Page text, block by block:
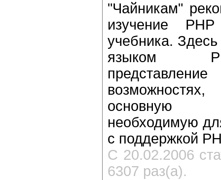
"Чайникам"
изучение
учебника.
языком
основную
необходимую
с поддержкой
С 20.02.2006
6307 раз(а).